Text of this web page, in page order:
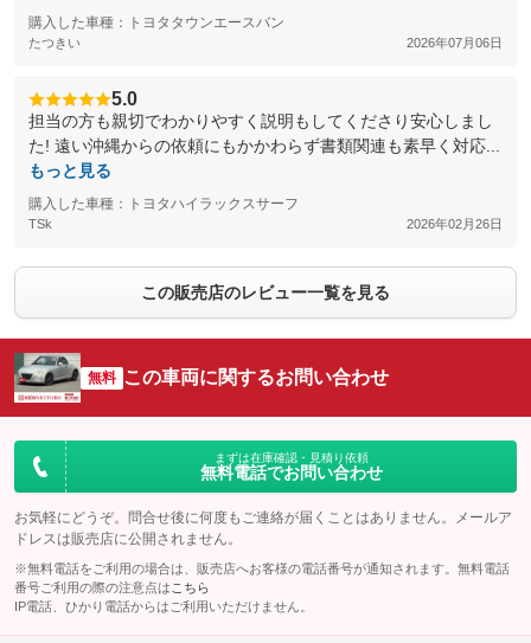
購入した車種：トヨタタウンエースバン
たつきい 2026年07月06日
5.0
担当の方も親切でわかりやすく説明もしてくださり安心しまし
た! 遠い沖縄からの依頼にもかかわらず書類関連も素早く対応...
もっと見る
購入した車種：トヨタハイラックスサーフ
TSk 2026年02月26日
この販売店のレビュー一覧を見る
無料 この車両に関するお問い合わせ
まずは在庫確認・見積り依頼
無料電話でお問い合わせ
お気軽にどうぞ。問合せ後に何度もご連絡が届くことはありません。メールア
ドレスは販売店に公開されません。
※無料電話をご利用の場合は、販売店へお客様の電話番号が通知されます。無料電話
番号ご利用の際の注意点は こちら
IP電話、ひかり電話からはご利用いただけません。